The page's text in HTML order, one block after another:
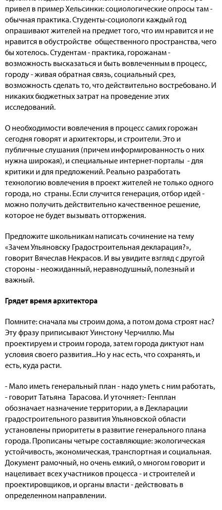
привел в пример Хельсинки: социологические опросы там -
обычная практика. Студенты-социологи каждый год
опрашивают жителей на предмет того, что им нравится и не
нравится в обустройстве общественного пространства, чего
бы хотелось. Студентам - практика, горожанам -
возможность высказаться и быть вовлеченным в процесс,
городу - живая обратная связь, социальный срез,
возможность сделать то, что действительно востребовано. И
никаких бюджетных затрат на проведение этих
исследований.
О необходимости вовлечения в процесс самих горожан
сегодня говорят и архитекторы, и строители. Это и
публичные слушания (причем информированность о них
нужна широкая), и специальные интернет-порталы - для
критики и для предложений. Реально разработать
технологию вовлечения в проект жителей не только одного
города, но страны. Если случится генерация, отбор идей -
можно получить действительно качественное решение,
которое не будет вызывать отторжения.
Предложите школьникам написать сочинение на тему
«Зачем Ульяновску Градостроительная декларация?»,
говорит Вячеслав Некрасов. И вы увидите взгляд с другой
стороны - неожиданный, неравнодушный, полезный и
важный.
Грядет время архитектора
Помните: сначала мы строим дома, а потом дома строят нас?
Эту фразу приписывают Уинстону Черчиллю. Мы
проектируем и строим города, затем города диктуют нам
условия своего развития...Но у нас есть, что сохранять, и
есть, куда расти.
- Мало иметь генеральный план - надо уметь с ним работать,
- говорит Татьяна Тарасова. И уточняет:- Генплан
обозначает назначение территории, а в Декларации
градостроительного развития Ульяновской области
установлены приоритеты в развитие генерального плана
города. Прописаны четыре составляющие: экологическая
устойчивость, экономическая, транспортная и социальная.
Документ рамочный, но очень емкий, о многом говорит и
нацеливает всех участников процесса - и строителей и
проектировщиков, и органы власти - действовать в
определенном направлении.